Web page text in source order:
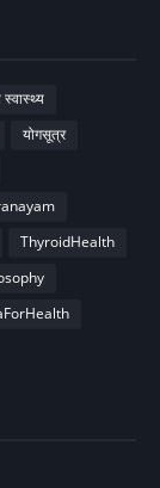
स्वास्थ्य
योगसूत्र
ThyroidHealth